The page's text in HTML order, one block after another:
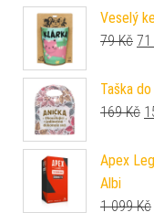
Veselý
79Kč 71
Taška
169Kč
Apex
Albi
1 099Kč